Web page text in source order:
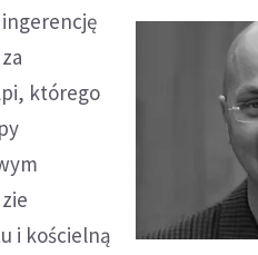
którego
i kościelną